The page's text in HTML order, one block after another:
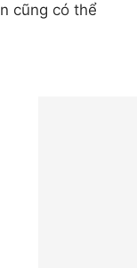
cũng có thể